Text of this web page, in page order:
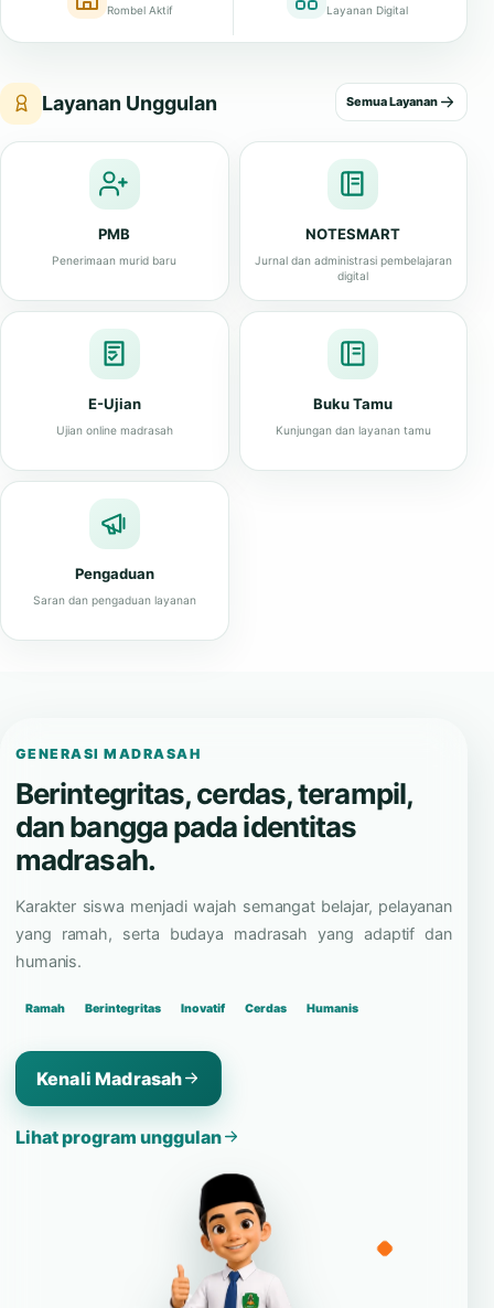
Rombel Aktif Layanan Digital
Layanan Unggulan Semua Layanan
PMB
Penerimaan murid baru
NOTESMART
Jurnal dan administrasi pembelajaran
digital
E-Ujian
Ujian online madrasah
Buku Tamu
Kunjungan dan layanan tamu
Pengaduan
Saran dan pengaduan layanan
GENERASI MADRASAH
Berintegritas, cerdas, terampil,
dan bangga pada identitas
madrasah.
Karakter siswa menjadi wajah semangat belajar, pelayanan
yang ramah, serta budaya madrasah yang adaptif dan
humanis.
Ramah Berintegritas Inovatif Cerdas Humanis
Kenali Madrasah
Lihat program unggulan